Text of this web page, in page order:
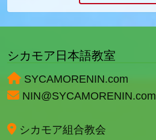
シカモア日本語教室
SYCAMORENIN.com
NIN@SYCAMORENIN.com
シカモア組合教会